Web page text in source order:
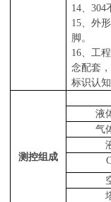
14、 304
15、 外
脚。
16、工
念配套
标识认
测控组成
液
气